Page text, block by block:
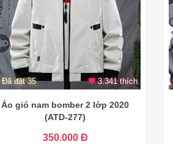
Đã đặt 35 3.341 thích
Áo gió nam bomber 2 lớp 2020
(ATD-277)
350.000 Đ